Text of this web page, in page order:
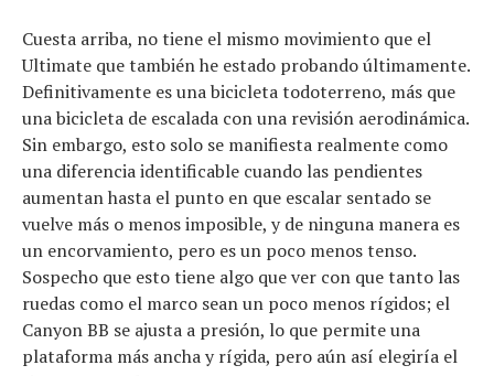
Cuesta arriba, no tiene el mismo movimiento que el
Ultimate que también he estado probando últimamente.
Definitivamente es una bicicleta todoterreno, más que
una bicicleta de escalada con una revisión aerodinámica.
Sin embargo, esto solo se manifiesta realmente como
una diferencia identificable cuando las pendientes
aumentan hasta el punto en que escalar sentado se
vuelve más o menos imposible, y de ninguna manera es
un encorvamiento, pero es un poco menos tenso.
Sospecho que esto tiene algo que ver con que tanto las
ruedas como el marco sean un poco menos rígidos; el
Canyon BB se ajusta a presión, lo que permite una
plataforma más ancha y rígida, pero aún así elegiría el